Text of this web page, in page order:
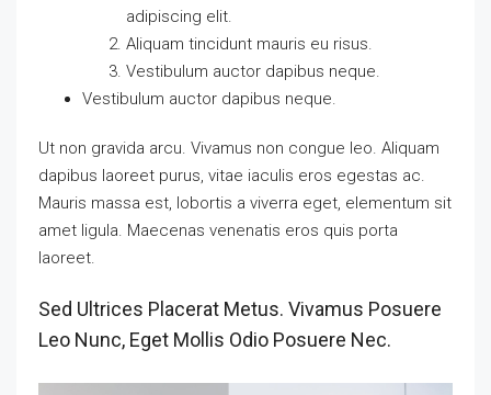
adipiscing elit.
Aliquam tincidunt mauris eu risus.
Vestibulum auctor dapibus neque.
Vestibulum auctor dapibus neque.
Ut non gravida arcu. Vivamus non congue leo. Aliquam
dapibus laoreet purus, vitae iaculis eros egestas ac.
Mauris massa est, lobortis a viverra eget, elementum sit
amet ligula. Maecenas venenatis eros quis porta
laoreet.
Sed Ultrices Placerat Metus. Vivamus Posuere
Leo Nunc, Eget Mollis Odio Posuere Nec.